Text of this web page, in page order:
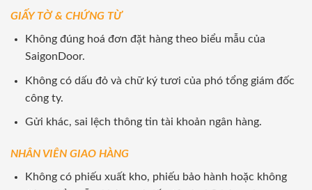
GIẤY TỜ & CHỨNG TỪ
Không đúng hoá đơn đặt hàng theo biểu mẫu của
SaigonDoor.
Không có dấu đỏ và chữ ký tươi của phó tổng giám đốc
công ty.
Gửi khác, sai lệch thông tin tài khoản ngân hàng.
NHÂN VIÊN GIAO HÀNG
Không có phiếu xuất kho, phiếu bảo hành hoặc không